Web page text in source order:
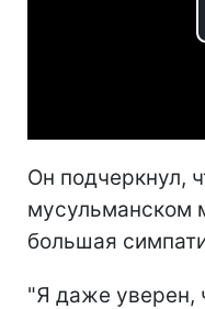
Он подчеркнул,
мусульманском
большая
"Я даже уверен,